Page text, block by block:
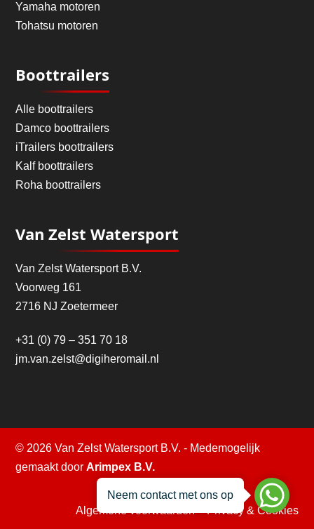
Yamaha motoren
Tohatsu motoren
Boottrailers
Alle boottrailers
Damco boottrailers
iTrailers boottrailers
Kalf boottrailers
Roha boottrailers
Van Zelst Watersport
Van Zelst Watersport B.V.
Voorweg 161
2716 NJ Zoetermeer
+31 (0) 79 – 351 70 18
jm.van.zelst@digiheromail.nl
© 2026 Van Zelst Watersport B.V. - Medemogelijk
gemaakt doorArimpex B.V.
Algemene voorwaarden–Privacy & Cookies
Neem contact met ons op